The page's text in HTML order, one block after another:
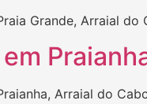
Grande, Arraial
Arraial do